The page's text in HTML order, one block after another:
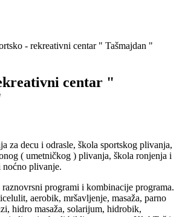
- rekreativni centar " Tašmajdan "
centar "
za decu i odrasle, škola sportskog plivanja,
( umetničkog ) plivanja, škola ronjenja i
noćno plivanje.
programi i kombinacije programa.
aerobik, mršavljenje, masaža, parno
hidro masaža, solarijum, hidrobik,